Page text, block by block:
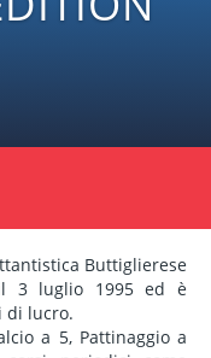
Buttiglierese
3 luglio 1995 ed è
di lucro.
a 5, Pattinaggio a